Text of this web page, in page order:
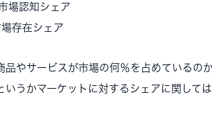
場認知シェア
存在シェア
品やサービスが市場の何％を占めているの
いうかマーケットに対するシェアに関して